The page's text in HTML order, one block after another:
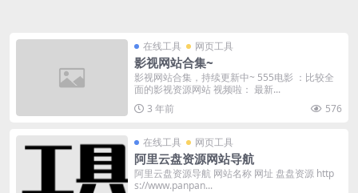
在线工具 网页工具
影视网站合集~
影视网站合集，持续更新中~ 555电影 ：比较全
面的影视资源网站 视频啦： 最新...
3 年前
576
在线工具 网页工具
阿里云盘资源网站导航
阿里云盘资源导航 网站名称 网址 盘盘资源 http
s://www.panpan...